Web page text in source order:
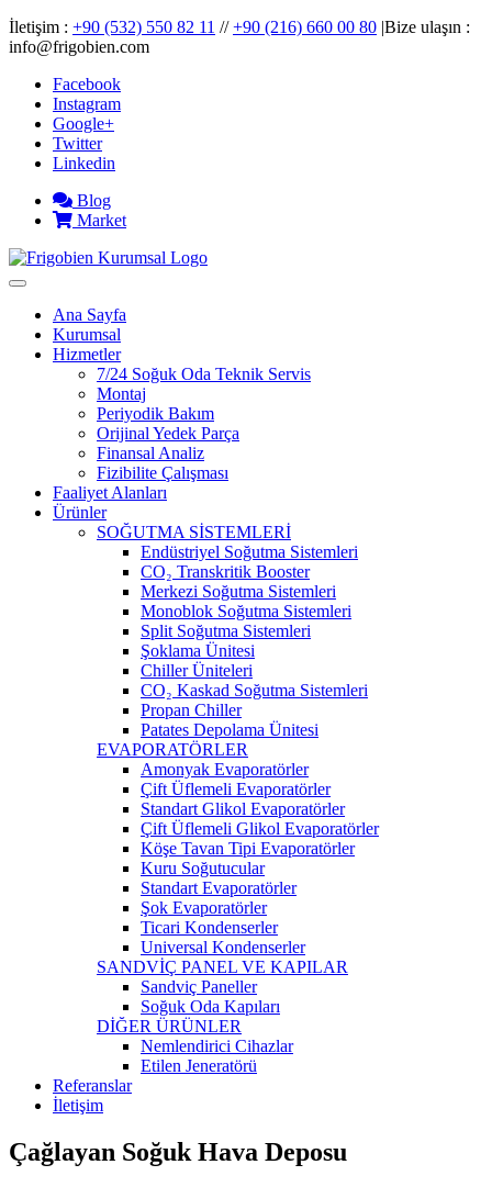
İletişim : +90 (532) 550 82 11 //+90 (216) 660 00 80 |Bize ulaşın :
info@frigobien.com
Facebook
Instagram
Google+
Twitter
Linkedin
Blog
Market
Ana Sayfa
Kurumsal
Hizmetler
7/24 Soğuk Oda Teknik Servis
Montaj
Periyodik Bakım
Orijinal Yedek Parça
Finansal Analiz
Fizibilite Çalışması
Faaliyet Alanları
Ürünler
SOĞUTMA SİSTEMLERİ
Endüstriyel Soğutma Sistemleri
CO₂ Transkritik Booster
Merkezi Soğutma Sistemleri
Monoblok Soğutma Sistemleri
Split Soğutma Sistemleri
Şoklama Ünitesi
Chiller Üniteleri
CO₂ Kaskad Soğutma Sistemleri
Propan Chiller
Patates Depolama Ünitesi
EVAPORATÖRLER
Amonyak Evaporatörler
Çift Üflemeli Evaporatörler
Standart Glikol Evaporatörler
Çift Üflemeli Glikol Evaporatörler
Köşe Tavan Tipi Evaporatörler
Kuru Soğutucular
Standart Evaporatörler
Şok Evaporatörler
Ticari Kondenserler
Universal Kondenserler
SANDVİÇ PANEL VE KAPILAR
Sandviç Paneller
Soğuk Oda Kapıları
DİĞER ÜRÜNLER
Nemlendirici Cihazlar
Etilen Jeneratörü
Referanslar
İletişim
Çağlayan Soğuk Hava Deposu